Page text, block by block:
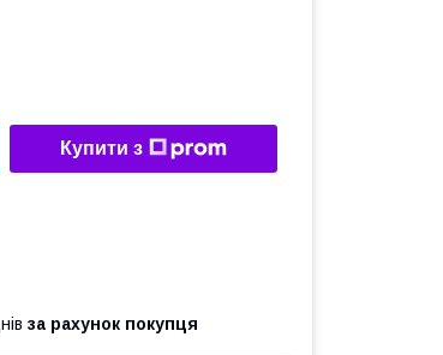
Купити з
за рахунок покупця